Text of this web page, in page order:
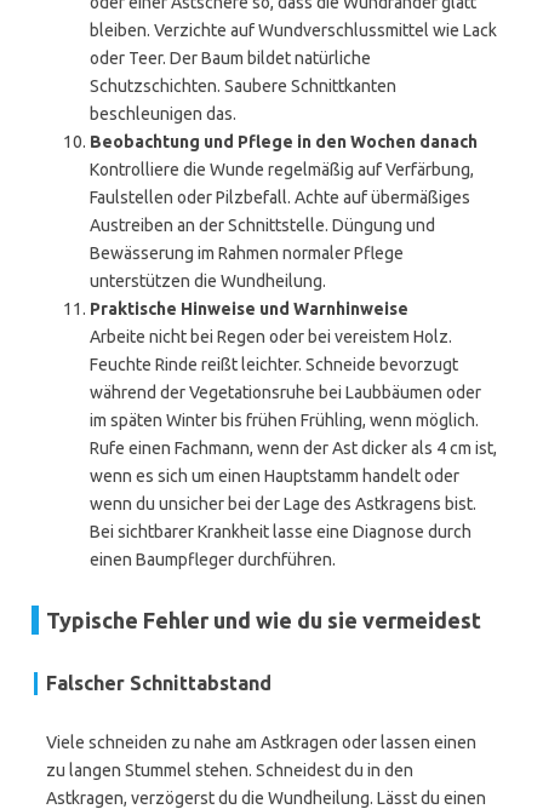
bleiben. Verzichte auf Wundverschlussmittel wie Lack
oder Teer. Der Baum bildet natürliche
Schutzschichten. Saubere Schnittkanten
beschleunigen das.
Beobachtung und Pflege in den Wochen danach
Kontrolliere die Wunde regelmäßig auf Verfärbung,
Faulstellen oder Pilzbefall. Achte auf übermäßiges
Austreiben an der Schnittstelle. Düngung und
Bewässerung im Rahmen normaler Pflege
unterstützen die Wundheilung.
Praktische Hinweise und Warnhinweise
Arbeite nicht bei Regen oder bei vereistem Holz.
Feuchte Rinde reißt leichter. Schneide bevorzugt
während der Vegetationsruhe bei Laubbäumen oder
im späten Winter bis frühen Frühling, wenn möglich.
Rufe einen Fachmann, wenn der Ast dicker als 4 cm ist,
wenn es sich um einen Hauptstamm handelt oder
wenn du unsicher bei der Lage des Astkragens bist.
Bei sichtbarer Krankheit lasse eine Diagnose durch
einen Baumpfleger durchführen.
Typische Fehler und wie du sie vermeidest
Falscher Schnittabstand
Viele schneiden zu nahe am Astkragen oder lassen einen
zu langen Stummel stehen. Schneidest du in den
Astkragen, verzögerst du die Wundheilung. Lässt du einen